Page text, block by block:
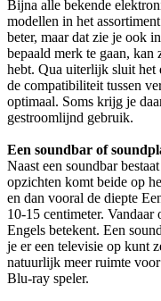
Bijna alle bekende
modellen in het
beter, maar dat zie je ook
bepaald merk te gaan, kan
hebt. Qua uiterlijk sluit het
de compatibiliteit tussen
optimaal. Soms krijg je
gestroomlijnd gebruik.
Een soundbar of
Naast een soundbar
opzichten komt beide op
en dan vooral de diepte
10-15 centimeter.
Engels betekent. Een
je er een televisie op kunt
natuurlijk meer ruimte
Blu-ray speler.